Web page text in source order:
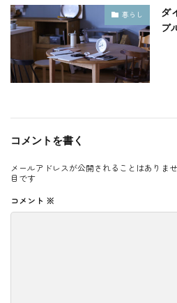
暮らし
ダ
ブ
コメントを書く
メールアドレスが公開されることはありませ
目です
コメント ※